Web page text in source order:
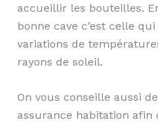
accueillir les bouteilles.
bonne cave c’est celle
variations de
rayons de soleil.
On vous conseille aussi
assurance habitation afin